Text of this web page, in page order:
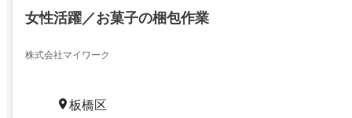
女性活躍／お菓子の梱包作業
株式会社マイワーク
板橋区